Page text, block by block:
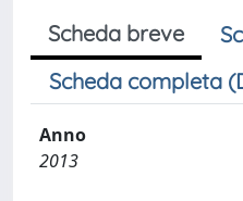
Scheda breve
Scheda completa
Anno
2013